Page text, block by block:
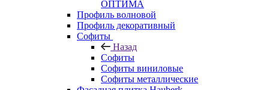
ОПТИМА
Профиль волновой
Профиль декоративный
Софиты
Назад
Софиты
Софиты виниловые
Софиты металлические